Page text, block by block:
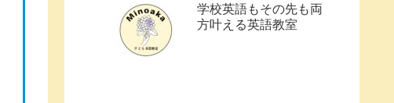
学校英語もその先も両
方叶える英語教室